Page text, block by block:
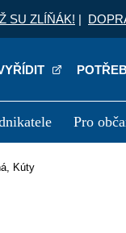
SU ZLÍŇÁK! |
Pro
Kúty